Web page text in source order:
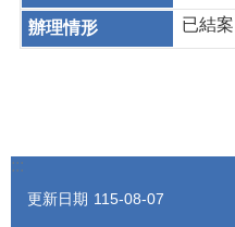
已結案
:::
更新日期 115-08-07